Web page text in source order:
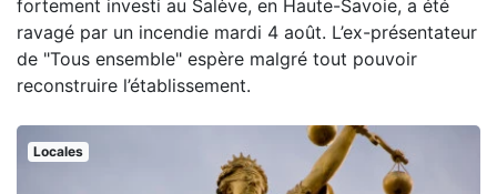
fortement investi au Salève, en Haute-Savoie, a été
ravagé par un incendie mardi 4 août. L’ex-présentateur
de "Tous ensemble" espère malgré tout pouvoir
reconstruire l’établissement.
Locales